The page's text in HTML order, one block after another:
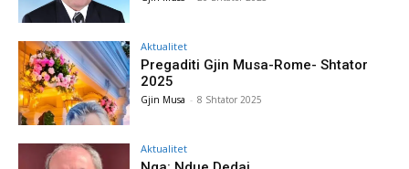
Aktualitet
Pregaditi Gjin Musa-Rome- Shtator
2025
Gjin Musa - 8 Shtator 2025
Aktualitet